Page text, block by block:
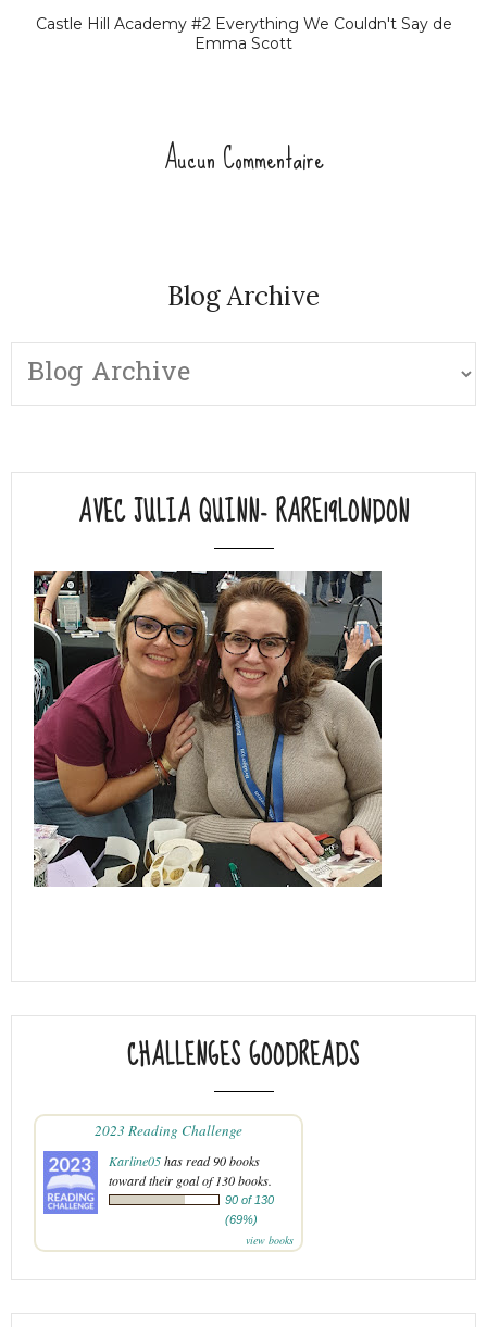
Castle Hill Academy #2 Everything We Couldn't Say de
Emma Scott
Aucun Commentaire
Blog Archive
AVEC JULIA QUINN- RARE19LONDON
CHALLENGES GOODREADS
2023 Reading Challenge
Karline05has read 90 books
toward their goal of 130 books.
90 of 130
(69%)
view books